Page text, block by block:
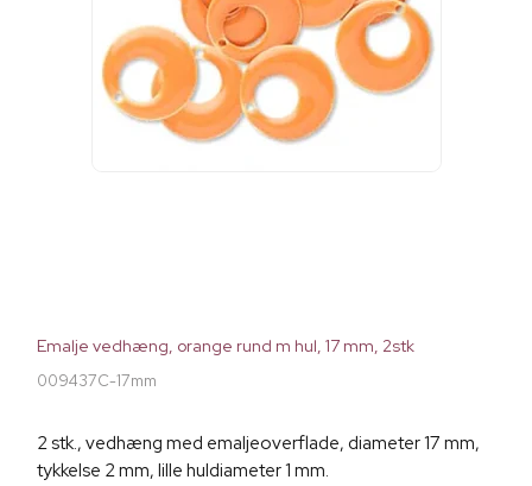
Emalje vedhæng, orange rund m hul, 17 mm, 2stk
009437C-17mm
2 stk., vedhæng med emaljeoverflade, diameter 17 mm,
tykkelse 2 mm, lille huldiameter 1 mm.